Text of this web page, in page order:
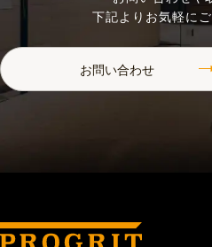
下記よりお気軽に
お問い合わせ